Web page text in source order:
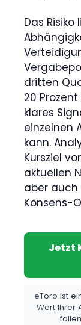
Das
dritten
20
klares
einzelnen
kann.
Kursziel
aktuellen
aber auch
Konsens-
Jetzt
eToro ist
Wert Ihrer